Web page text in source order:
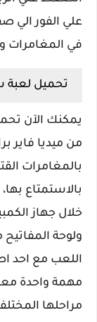
علي الفور الي
في المغامرات
تحميل لعبة
يمكنك الآن
من ميديا فاير
بالمغامرات
بالاستمتاع
خلال جهاز
ولوحة
اللعب مع احد
مهمة واحدة
مراحلها